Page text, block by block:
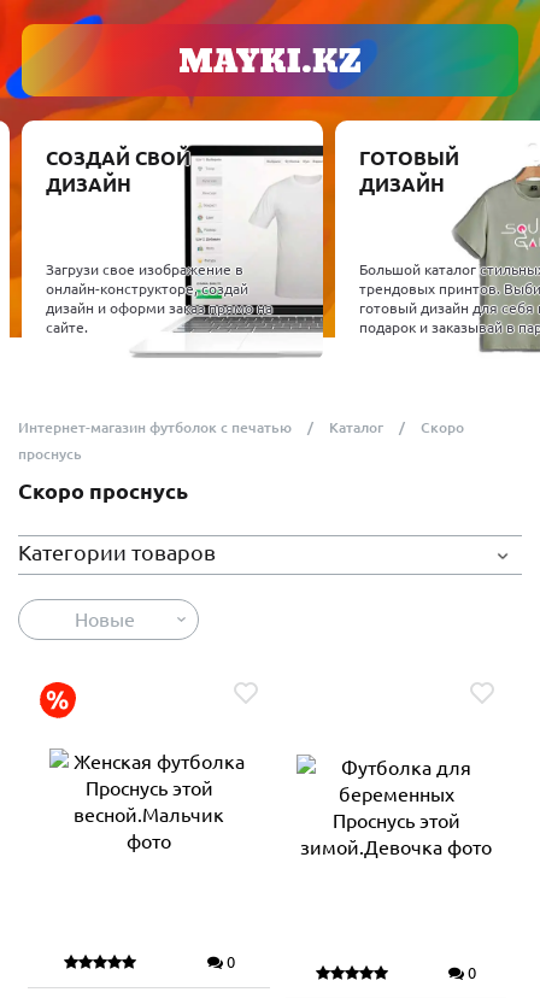
СОЗДАЙ СВОЙ
ДИЗАЙН
Загрузи свое изображение в
онлайн-конструкторе, создай
дизайн и оформи заказ прямо на
сайте.
ГОТОВЫЙ
ДИЗАЙН
Большой каталог
трендовых принтов.
готовый дизайн для себя
подарок и заказывай в
Интернет-магазин футболок с печатью Каталог
Скоро
проснусь
Скоро проснусь
Категории товаров
Новые
0
0